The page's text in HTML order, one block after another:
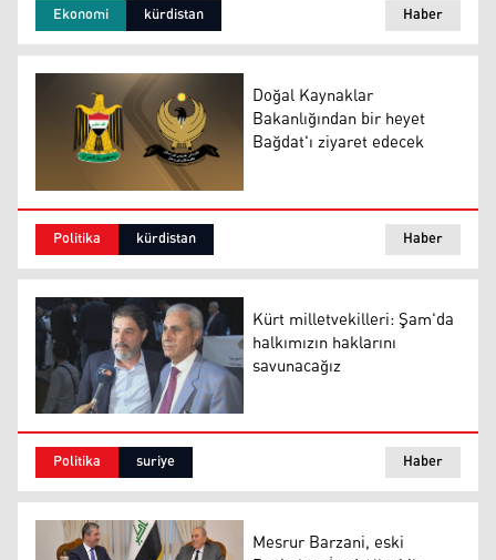
Ekonomi kürdistan Haber
Doğal Kaynaklar Bakanlığından bir heyet Bağdat'ı
Doğal Kaynaklar
Bakanlığından bir heyet
Bağdat'ı ziyaret edecek
Politika kürdistan Haber
Kürt milletvekilleri: Şam'da halkımızın haklarını
Kürt milletvekilleri: Şam'da
halkımızın haklarını
savunacağız
Politika suriye Haber
Mesrur Barzani, eski